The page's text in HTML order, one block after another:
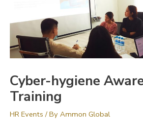
Cyber-hygiene
Training
HR Events / By Ammon Global